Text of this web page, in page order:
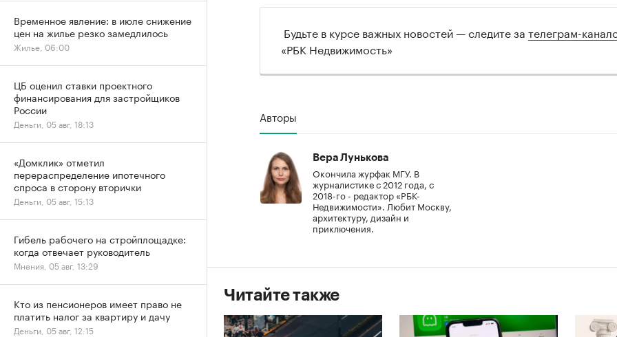
00:00 / 00:00
Будьте в курсе важных новостей — следите за телеграм-
«РБК Недвижимость»
Авторы
Вера Лунькова
Окончила журфак МГУ. В
журналистике с 2012 года, с
2018-го - редактор «РБК-
Недвижимости». Любит Москву,
архитектуру, дизайн и
приключения.
Читайте также
Временное явление: в июле снижение
цен на жилье резко замедлилось
Жилье, 06:00
ЦБ оценил ставки проектного
финансирования для застройщиков
России
Деньги, 05 авг, 18:13
«Домклик» отметил
перераспределение ипотечного
спроса в сторону вторички
Деньги, 05 авг, 15:13
Гибель рабочего на стройплощадке:
когда отвечает руководитель
Мнения, 05 авг, 13:29
Кто из пенсионеров имеет право не
платить налог за квартиру и дачу
Деньги, 05 авг, 12:15